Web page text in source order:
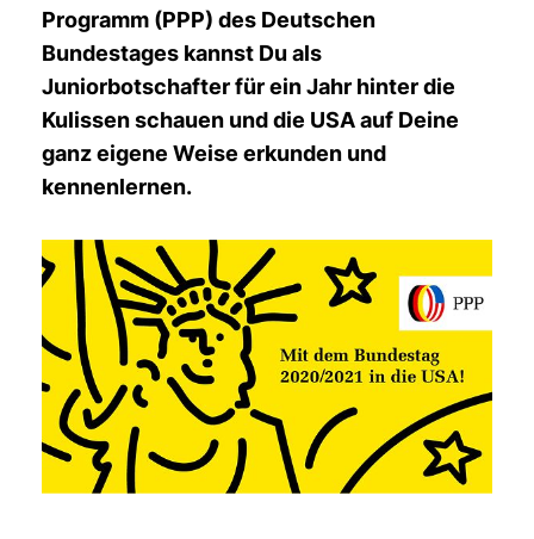
Programm (PPP) des Deutschen
Bundestages kannst Du als
Juniorbotschafter für ein Jahr hinter die
Kulissen schauen und die USA auf Deine
ganz eigene Weise erkunden und
kennenlernen.